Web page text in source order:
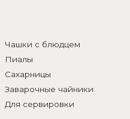
Чашки с блюдцем
Пиалы
Сахарницы
Заварочные чайники
Для сервировки